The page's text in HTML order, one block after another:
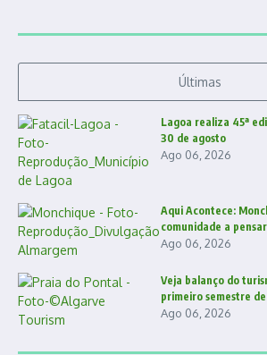
Últimas
Lagoa realiza 45ª
30 de agosto
Ago 06, 2026
Aqui Acontece:
comunidade a
Ago 06, 2026
Veja balanço do
primeiro semestre
Ago 06, 2026